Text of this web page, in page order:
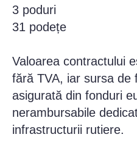
3 poduri
31 podețe
Valoarea contractului
fără TVA, iar sursa de
asigurată din fonduri
nerambursabile
infrastructurii rutiere.